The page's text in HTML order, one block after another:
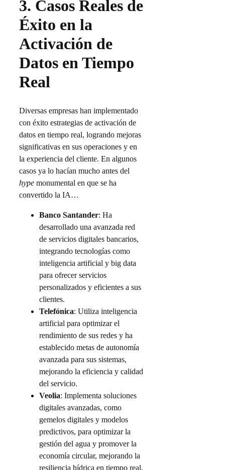
3. Casos Reales de
Éxito en la
Activación de
Datos en Tiempo
Real
Diversas empresas han implementado
con éxito estrategias de activación de
datos en tiempo real, logrando mejoras
significativas en sus operaciones y en
la experiencia del cliente. En algunos
casos ya lo hacían mucho antes del
hype monumental en que se ha
convertido la IA…
Banco Santander: Ha
desarrollado una avanzada red
de servicios digitales bancarios,
integrando tecnologías como
inteligencia artificial y big data
para ofrecer servicios
personalizados y eficientes a sus
clientes.
Telefónica: Utiliza inteligencia
artificial para optimizar el
rendimiento de sus redes y ha
establecido metas de autonomía
avanzada para sus sistemas,
mejorando la eficiencia y calidad
del servicio.
Veolia: Implementa soluciones
digitales avanzadas, como
gemelos digitales y modelos
predictivos, para optimizar la
gestión del agua y promover la
economía circular, mejorando la
resiliencia hídrica en tiempo real.